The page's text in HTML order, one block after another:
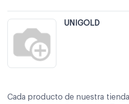
UNIGOLD
Cada producto de nuestra